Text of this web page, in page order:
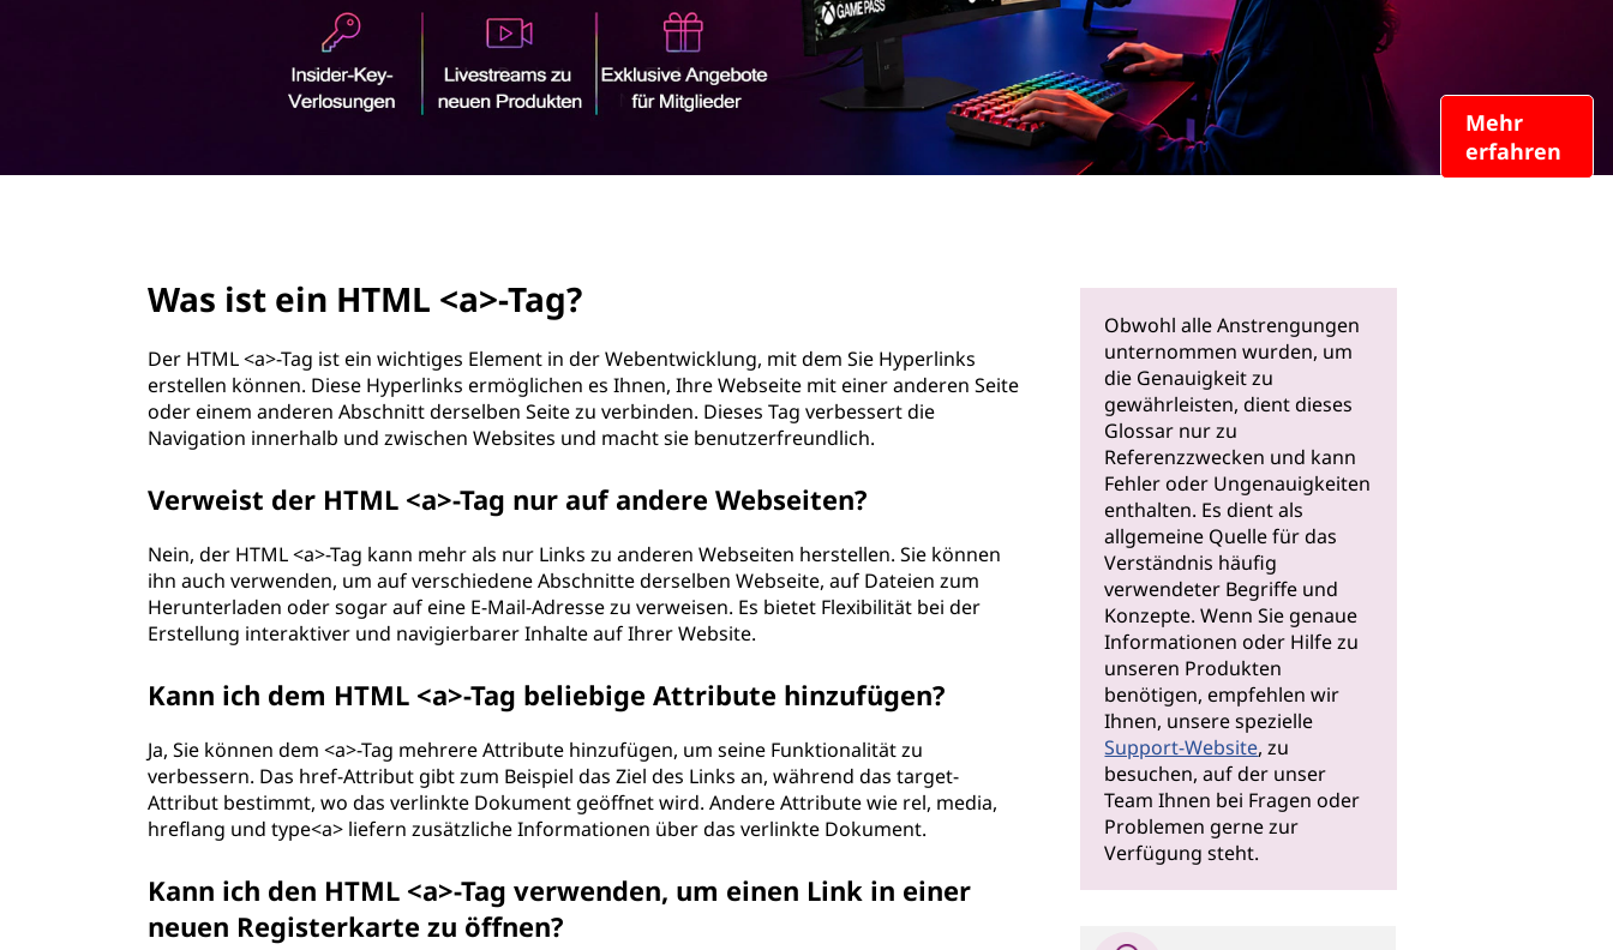
Mehr
erfahren
Was ist ein HTML <a>-Tag?
Der HTML <a>-Tag ist ein wichtiges Element in der Webentwicklung, mit dem Sie Hyperlinks
erstellen können. Diese Hyperlinks ermöglichen es Ihnen, Ihre Webseite mit einer anderen Seite
oder einem anderen Abschnitt derselben Seite zu verbinden. Dieses Tag verbessert die
Navigation innerhalb und zwischen Websites und macht sie benutzerfreundlich.
Verweist der HTML <a>-Tag nur auf andere Webseiten?
Nein, der HTML <a>-Tag kann mehr als nur Links zu anderen Webseiten herstellen. Sie können
ihn auch verwenden, um auf verschiedene Abschnitte derselben Webseite, auf Dateien zum
Herunterladen oder sogar auf eine E-Mail-Adresse zu verweisen. Es bietet Flexibilität bei der
Erstellung interaktiver und navigierbarer Inhalte auf Ihrer Website.
Kann ich dem HTML <a>-Tag beliebige Attribute hinzufügen?
Ja, Sie können dem <a>-Tag mehrere Attribute hinzufügen, um seine Funktionalität zu
verbessern. Das href-Attribut gibt zum Beispiel das Ziel des Links an, während das target-
Attribut bestimmt, wo das verlinkte Dokument geöffnet wird. Andere Attribute wie rel, media,
hreflang und type<a> liefern zusätzliche Informationen über das verlinkte Dokument.
Kann ich den HTML <a>-Tag verwenden, um einen Link in einer
neuen Registerkarte zu öffnen?
Obwohl alle Anstrengungen
unternommen wurden, um
die Genauigkeit zu
gewährleisten, dient dieses
Glossar nur zu
Referenzzwecken und kann
Fehler oder Ungenauigkeiten
enthalten. Es dient als
allgemeine Quelle für das
Verständnis häufig
verwendeter Begriffe und
Konzepte. Wenn Sie genaue
Informationen oder Hilfe zu
unseren Produkten
benötigen, empfehlen wir
Ihnen, unsere spezielle
Support-Website, zu
besuchen, auf der unser
Team Ihnen bei Fragen oder
Problemen gerne zur
Verfügung steht.